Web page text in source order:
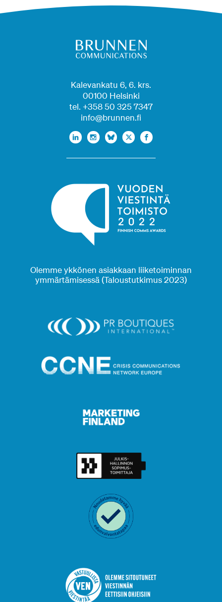
Kalevankatu 6, 6. krs.
00100 Helsinki
tel. +358 50 325 7347
info@brunnen.fi
Olemme ykkönen asiakkaan liiketoiminnan
ymmärtämisessä (Taloustutkimus 2023)